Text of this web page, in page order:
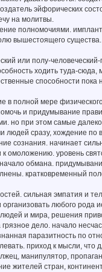
эйфорических
на молитвы.
полномочиями.
вышестоящего
или полу-человеческий-
ходить туда-
способности пока
в полной мере
и придумывание
но при этом самые
людей сразу, хождение по
сознания. начинает
уровень
обмана.
кратковременный
сильная эмпатия и
любого рода
и мира, решения
дело. начало
паразитность по
приход к мысли, что
манипулятор,
жителей стран,